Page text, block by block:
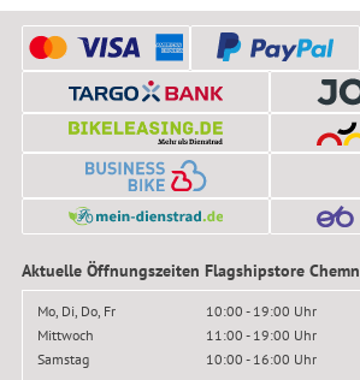
Aktuelle Öffnungszeiten Flagshipstore
Mo, Di, Do, Fr
10:00 - 19:00 Uhr
Mittwoch
11:00 - 19:00 Uhr
Samstag
10:00 - 16:00 Uhr